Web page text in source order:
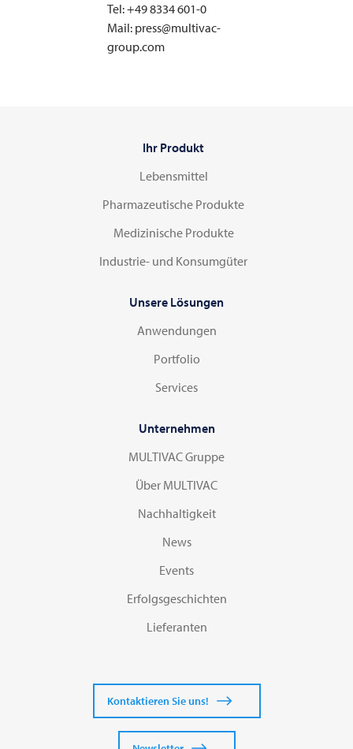
Tel: +49 8334 601-0
Mail: press@multivac-
group.com
Ihr Produkt
Lebensmittel
Pharmazeutische Produkte
Medizinische Produkte
Industrie- und Konsumgüter
Unsere Lösungen
Anwendungen
Portfolio
Services
Unternehmen
MULTIVAC Gruppe
Über MULTIVAC
Nachhaltigkeit
News
Events
Erfolgsgeschichten
Lieferanten
Kontaktieren Sie uns!